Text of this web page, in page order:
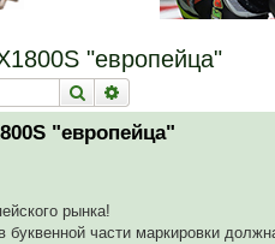
"европейца"
Поиск
"европейца"
рынка!
части маркировки